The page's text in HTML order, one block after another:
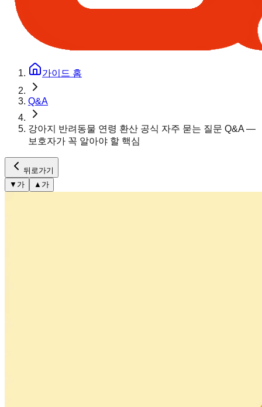
가이드 홈
Q&A
강아지 반려동물 연령 환산 공식 자주 묻는 질문 Q&A —
보호자가 꼭 알아야 할 핵심
뒤로가기
▼ 가 ▲ 가